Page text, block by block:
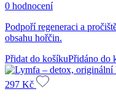
0 hodnocení
Podpoří regeneraci a
obsahu hořčin.
Přidat do košíkuPřidáno do
297 Kč